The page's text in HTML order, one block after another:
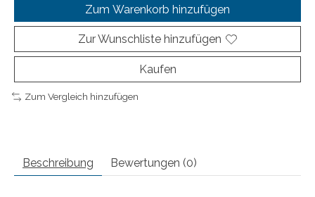
Zum Warenkorb hinzufügen
Zur Wunschliste hinzufügen
Kaufen
Zum Vergleich hinzufügen
Beschreibung Bewertungen (0)